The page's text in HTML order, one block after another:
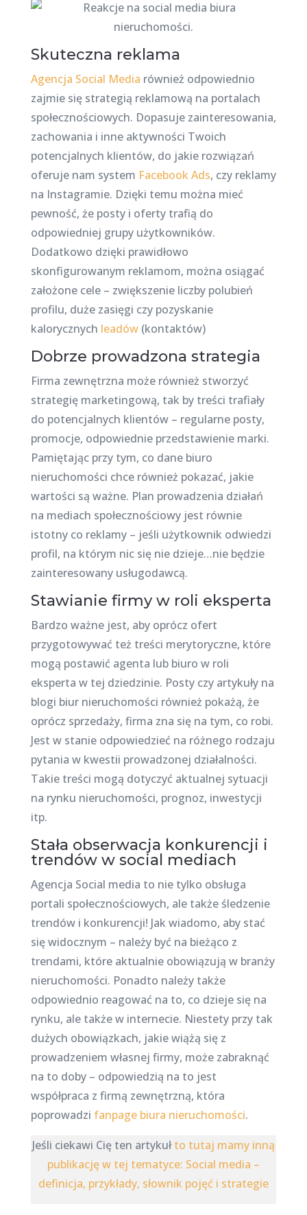
Skuteczna reklama
Agencja Social Media również odpowiednio
zajmie się strategią reklamową na portalach
społecznościowych. Dopasuje zainteresowania,
zachowania i inne aktywności Twoich
potencjalnych klientów, do jakie rozwiązań
oferuje nam system Facebook Ads, czy reklamy
na Instagramie. Dzięki temu można mieć
pewność, że posty i oferty trafią do
odpowiedniej grupy użytkowników.
Dodatkowo dzięki prawidłowo
skonfigurowanym reklamom, można osiągać
założone cele – zwiększenie liczby polubień
profilu, duże zasięgi czy pozyskanie
kalorycznych leadów(kontaktów)
Dobrze prowadzona strategia
Firma zewnętrzna może również stworzyć
strategię marketingową, tak by treści trafiały
do potencjalnych klientów – regularne posty,
promocje, odpowiednie przedstawienie marki.
Pamiętając przy tym, co dane biuro
nieruchomości chce również pokazać, jakie
wartości są ważne. Plan prowadzenia działań
na mediach społecznościowy jest równie
istotny co reklamy – jeśli użytkownik odwiedzi
profil, na którym nic się nie dzieje…nie będzie
zainteresowany usługodawcą.
Stawianie firmy w roli eksperta
Bardzo ważne jest, aby oprócz ofert
przygotowywać też treści merytoryczne, które
mogą postawić agenta lub biuro w roli
eksperta w tej dziedzinie. Posty czy artykuły na
blogi biur nieruchomości również pokażą, że
oprócz sprzedaży, firma zna się na tym, co robi.
Jest w stanie odpowiedzieć na różnego rodzaju
pytania w kwestii prowadzonej działalności.
Takie treści mogą dotyczyć aktualnej sytuacji
na rynku nieruchomości, prognoz, inwestycji
itp.
Stała obserwacja konkurencji i
trendów w social mediach
Agencja Social media to nie tylko obsługa
portali społecznościowych, ale także śledzenie
trendów i konkurencji! Jak wiadomo, aby stać
się widocznym – należy być na bieżąco z
trendami, które aktualnie obowiązują w branży
nieruchomości. Ponadto należy także
odpowiednio reagować na to, co dzieje się na
rynku, ale także w internecie. Niestety przy tak
dużych obowiązkach, jakie wiążą się z
prowadzeniem własnej firmy, może zabraknąć
na to doby – odpowiedzią na to jest
współpraca z firmą zewnętrzną, która
poprowadzi fanpage biura nieruchomości.
Jeśli ciekawi Cię ten artykułto tutaj mamy inną
publikację w tej tematyce: Social media –
definicja, przykłady, słownik pojęć i strategie